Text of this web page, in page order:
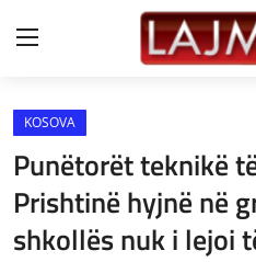
Shtëpi
LAJME MAQEDONI
SHQIPERI
KOSOVA
Punëtorët teknikë
Prishtinë hyjnë në
shkollës nuk i lejoi